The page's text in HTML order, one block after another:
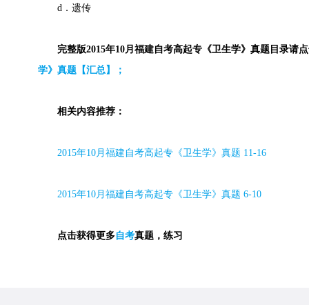
d．遗传
完整版2015年10月福建自考高起专《卫生学》真题目录请
学》真题【汇总】；
相关内容推荐：
2015年10月福建自考高起专《卫生学》真题 11-16
2015年10月福建自考高起专《卫生学》真题 6-10
点击获得更多自考真题，练习